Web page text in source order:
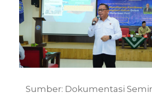
Sumber: Dokumentasi